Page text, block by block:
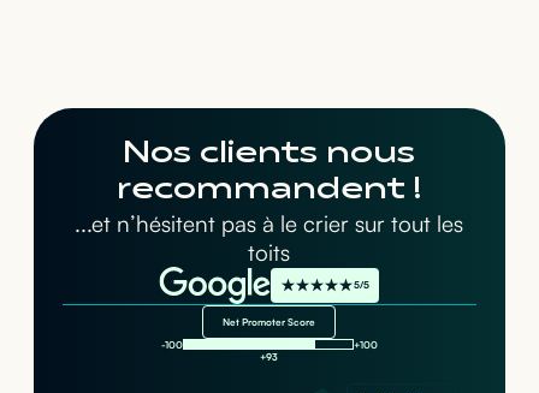
Nos clients nous
recommandent !
...et n’hésitent pas à le crier sur tout les
toits
5/5
Net Promoter Score
-100
+100
+93